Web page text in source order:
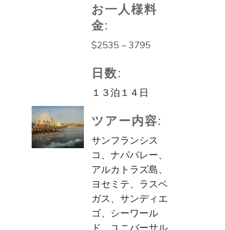
お一人様料
金:
$2535 – 3795
日数:
１３泊１４日
ツアー内容:
サンフランシス
コ、ナパバレー、
アルカトラズ島、
ヨセミテ、ラスベ
ガス、サンディエ
ゴ、シーワール